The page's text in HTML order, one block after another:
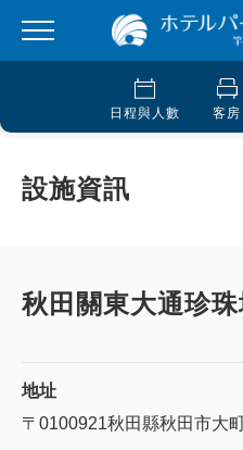
日程與人數 客房
設施資訊
秋田關東大通珍
地址
〒0100921秋田縣秋田市大